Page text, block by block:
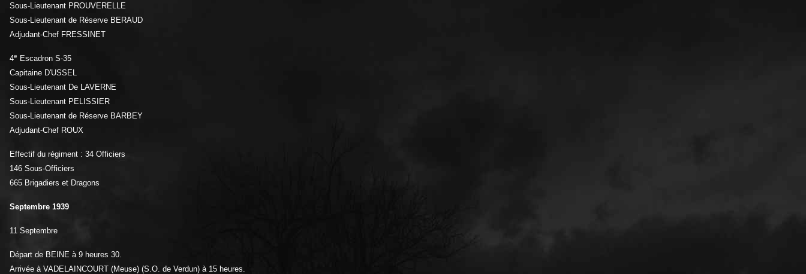
Sous-Lieutenant PROUVERELLE
Sous-Lieutenant de Réserve BERAUD
Adjudant-Chef FRESSINET
4e Escadron S-35
Capitaine D'USSEL
Sous-Lieutenant De LAVERNE
Sous-Lieutenant PELISSIER
Sous-Lieutenant de Réserve BARBEY
Adjudant-Chef ROUX
Effectif du régiment : 34 Officiers
146 Sous-Officiers
665 Brigadiers et Dragons
Septembre 1939
11 Septembre
Départ de BEINE à 9 heures 30.
Arrivée à VADELAINCOURT (Meuse) (S.O. de Verdun) à 15 heures.